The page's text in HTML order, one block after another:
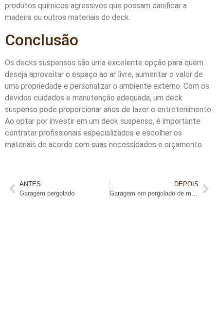
produtos químicos agressivos que possam danificar a
madeira ou outros materiais do deck.
Conclusão
Os decks suspensos são uma excelente opção para quem
deseja aproveitar o espaço ao ar livre, aumentar o valor de
uma propriedade e personalizar o ambiente externo. Com os
devidos cuidados e manutenção adequada, um deck
suspenso pode proporcionar anos de lazer e entretenimento.
Ao optar por investir em um deck suspenso, é importante
contratar profissionais especializados e escolher os
materiais de acordo com suas necessidades e orçamento.
ANTES
Garagem pergolado
DEPOIS
Garagem em pergolado de madeira